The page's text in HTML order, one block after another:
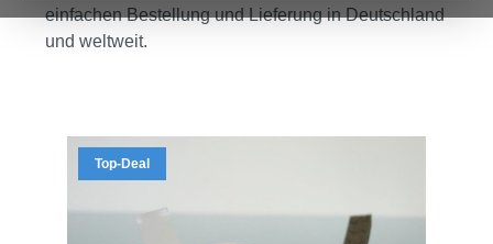
einfachen Bestellung und Lieferung in Deutschland
und weltweit.
Top-Deal